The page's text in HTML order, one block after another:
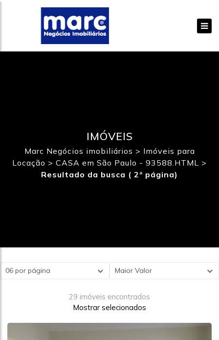
IMÓVEIS
Marc Negócios imobiliários > Imóveis para
Locação > CASA em São Paulo - 93588.HTML >
Resultado da busca ( 2ª página)
Maior Valor
06 por página
29 imóveis encontrados
Mostrar selecionados